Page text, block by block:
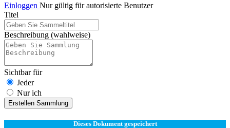
Einloggen Nur gültig für autorisierte Benutzer
Titel
Beschreibung (wahlweise)
Sichtbar für
Jeder
Nur ich
Erstellen Sammlung
Dieses Dokument gespeichert